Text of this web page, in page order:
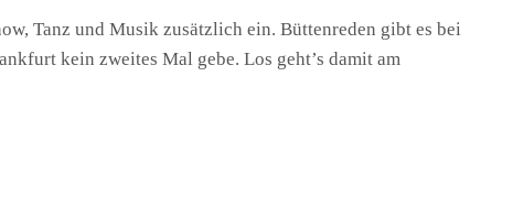
Tanz und Musik zusätzlich ein. Büttenreden gibt es bei
kein zweites Mal gebe. Los geht’s damit am